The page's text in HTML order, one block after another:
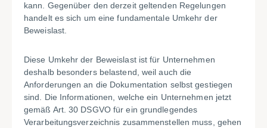
kann. Gegenüber den derzeit geltenden Regelungen
handelt es sich um eine fundamentale Umkehr der
Beweislast.
Diese Umkehr der Beweislast ist für Unternehmen
deshalb besonders belastend, weil auch die
Anforderungen an die Dokumentation selbst gestiegen
sind. Die Informationen, welche ein Unternehmen jetzt
gemäß Art. 30 DSGVO für ein grundlegendes
Verarbeitungsverzeichnis zusammenstellen muss, gehen